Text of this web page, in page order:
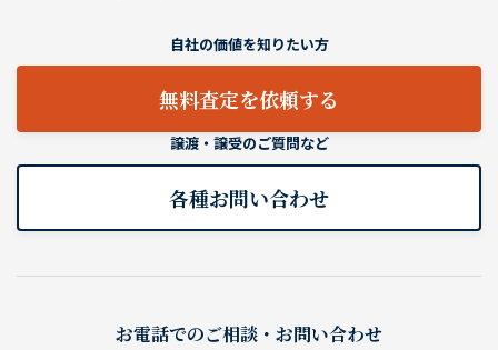
自社の価値を知りたい方
無料査定を依頼する
譲渡・譲受のご質問など
各種お問い合わせ
お電話でのご相談・お問い合わせ